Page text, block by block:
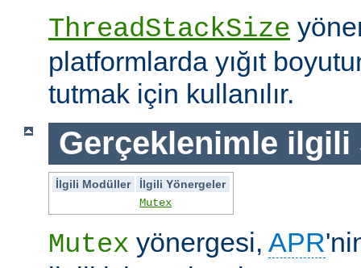
ThreadStackSize
platformlarda yığıt
tutmak için kullanılır.
Gerçeklenimle ilgili
İlgili Modüller
İlgili Yönergeler
Mutex
Mutex yönergesi, APR